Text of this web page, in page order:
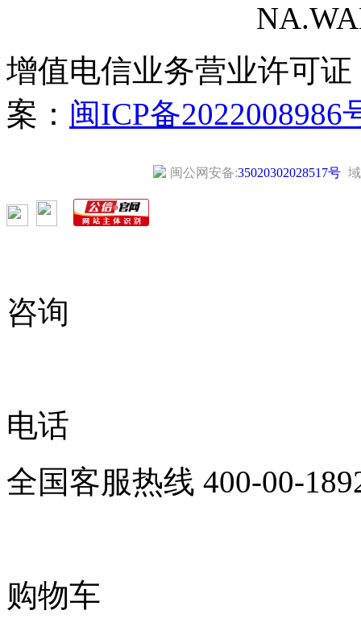
增值电信业务营业许可证
案： 闽ICP备2022008986
闽公网安备:35020302028517号
咨询
电话
全国客服热线 400-00-
购物车